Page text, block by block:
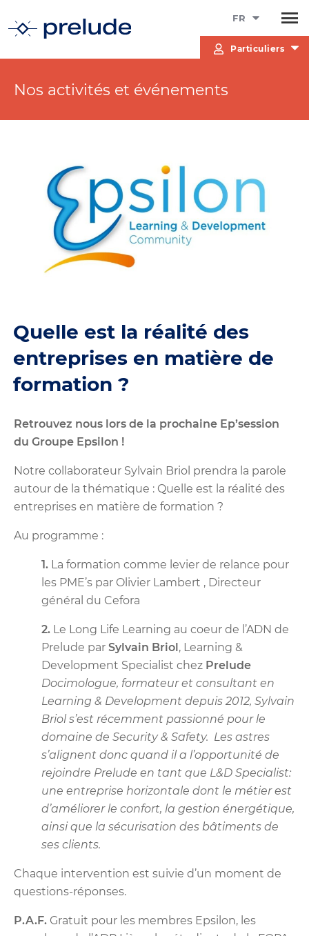
FR
Particuliers
Nos activités et événements
Quelle est la réalité des
entreprises en matière de
formation ?
Retrouvez nous lors de la prochaine Ep’session
du Groupe Epsilon !
Notre collaborateur Sylvain Briol prendra la parole
autour de la thématique : Quelle est la réalité des
entreprises en matière de formation ?
Au programme :
1. La formation comme levier de relance pour
les PME’s par Olivier Lambert , Directeur
général du Cefora
2. Le Long Life Learning au coeur de l’ADN de
Prelude par Sylvain Briol, Learning &
Development Specialist chez Prelude
Docimologue, formateur et consultant en
Learning & Development depuis 2012, Sylvain
Briol s’est récemment passionné pour le
domaine de Security & Safety. Les astres
s’alignent donc quand il a l’opportunité de
rejoindre Prelude en tant que L&D Specialist:
une entreprise horizontale dont le métier est
d’améliorer le confort, la gestion énergétique,
ainsi que la sécurisation des bâtiments de
ses clients.
Chaque intervention est suivie d’un moment de
questions-réponses.
P.A.F. Gratuit pour les membres Epsilon, les